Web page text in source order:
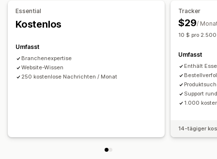
Willkommens-E-Mails
Preissenkungs-E-Mails
Rückgewinnungs-E-Mails
Produktrezensionen
Kampagnen verwalten
Segmentierung
Essential
Kostenlos
Umfasst
Branchenexpertise
Website-Wissen
250 kostenlose Nachrichten / Monat
Tracker
$29/
10 $ pro
Umfasst
Enthält
Support
1.000
14-tägiger